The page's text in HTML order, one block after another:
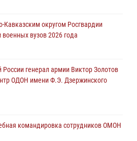
по Республике Калмыкия
помощь медикам и девушке с
округом Росгвардии
вузов 2026 года
генерал армии Виктор Золотов
ОДОН имени Ф.Э. Дзержинского
командировка сотрудников ОМОН